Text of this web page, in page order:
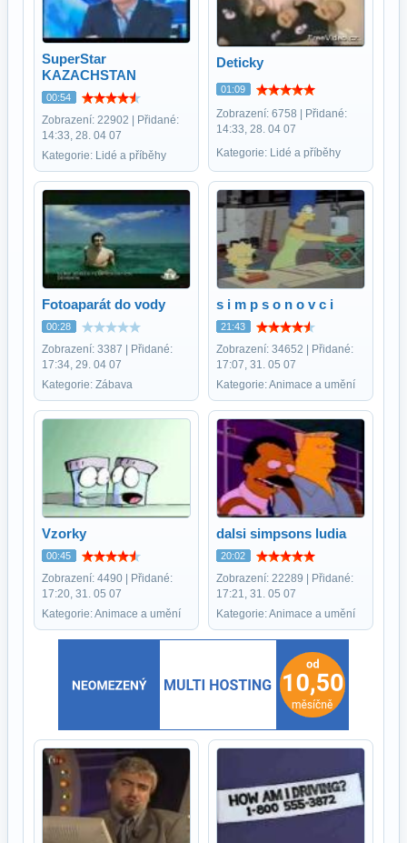
SuperStar
KAZACHSTAN
00:54
Zobrazení: 22902 | Přidané:
14:33, 28. 04 07
Kategorie: Lidé a příběhy
Deticky
01:09
Zobrazení: 6758 | Přidané:
14:33, 28. 04 07
Kategorie: Lidé a příběhy
Fotoaparát do vody
00:28
Zobrazení: 3387 | Přidané:
17:34, 29. 04 07
Kategorie: Zábava
s i m p s o n o v c i
21:43
Zobrazení: 34652 | Přidané:
17:07, 31. 05 07
Kategorie: Animace a umění
Vzorky
00:45
Zobrazení: 4490 | Přidané:
17:20, 31. 05 07
Kategorie: Animace a umění
dalsi simpsons ludia
20:02
Zobrazení: 22289 | Přidané:
17:21, 31. 05 07
Kategorie: Animace a umění